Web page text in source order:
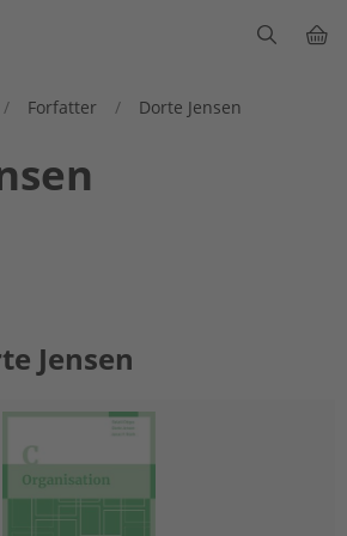
/ Forfatter / Dorte Jensen
Jensen